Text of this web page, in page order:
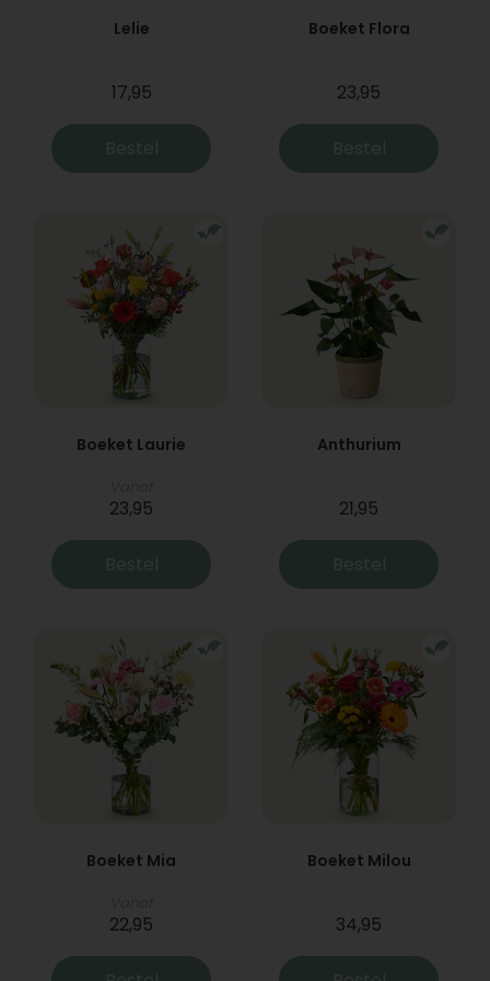
Lelie
17,95
Bestel
Boeket Flora
23,95
Bestel
Boeket Laurie
23,95
Bestel
Anthurium
21,95
Bestel
Boeket Mia
22,95
Boeket Milou
34,95